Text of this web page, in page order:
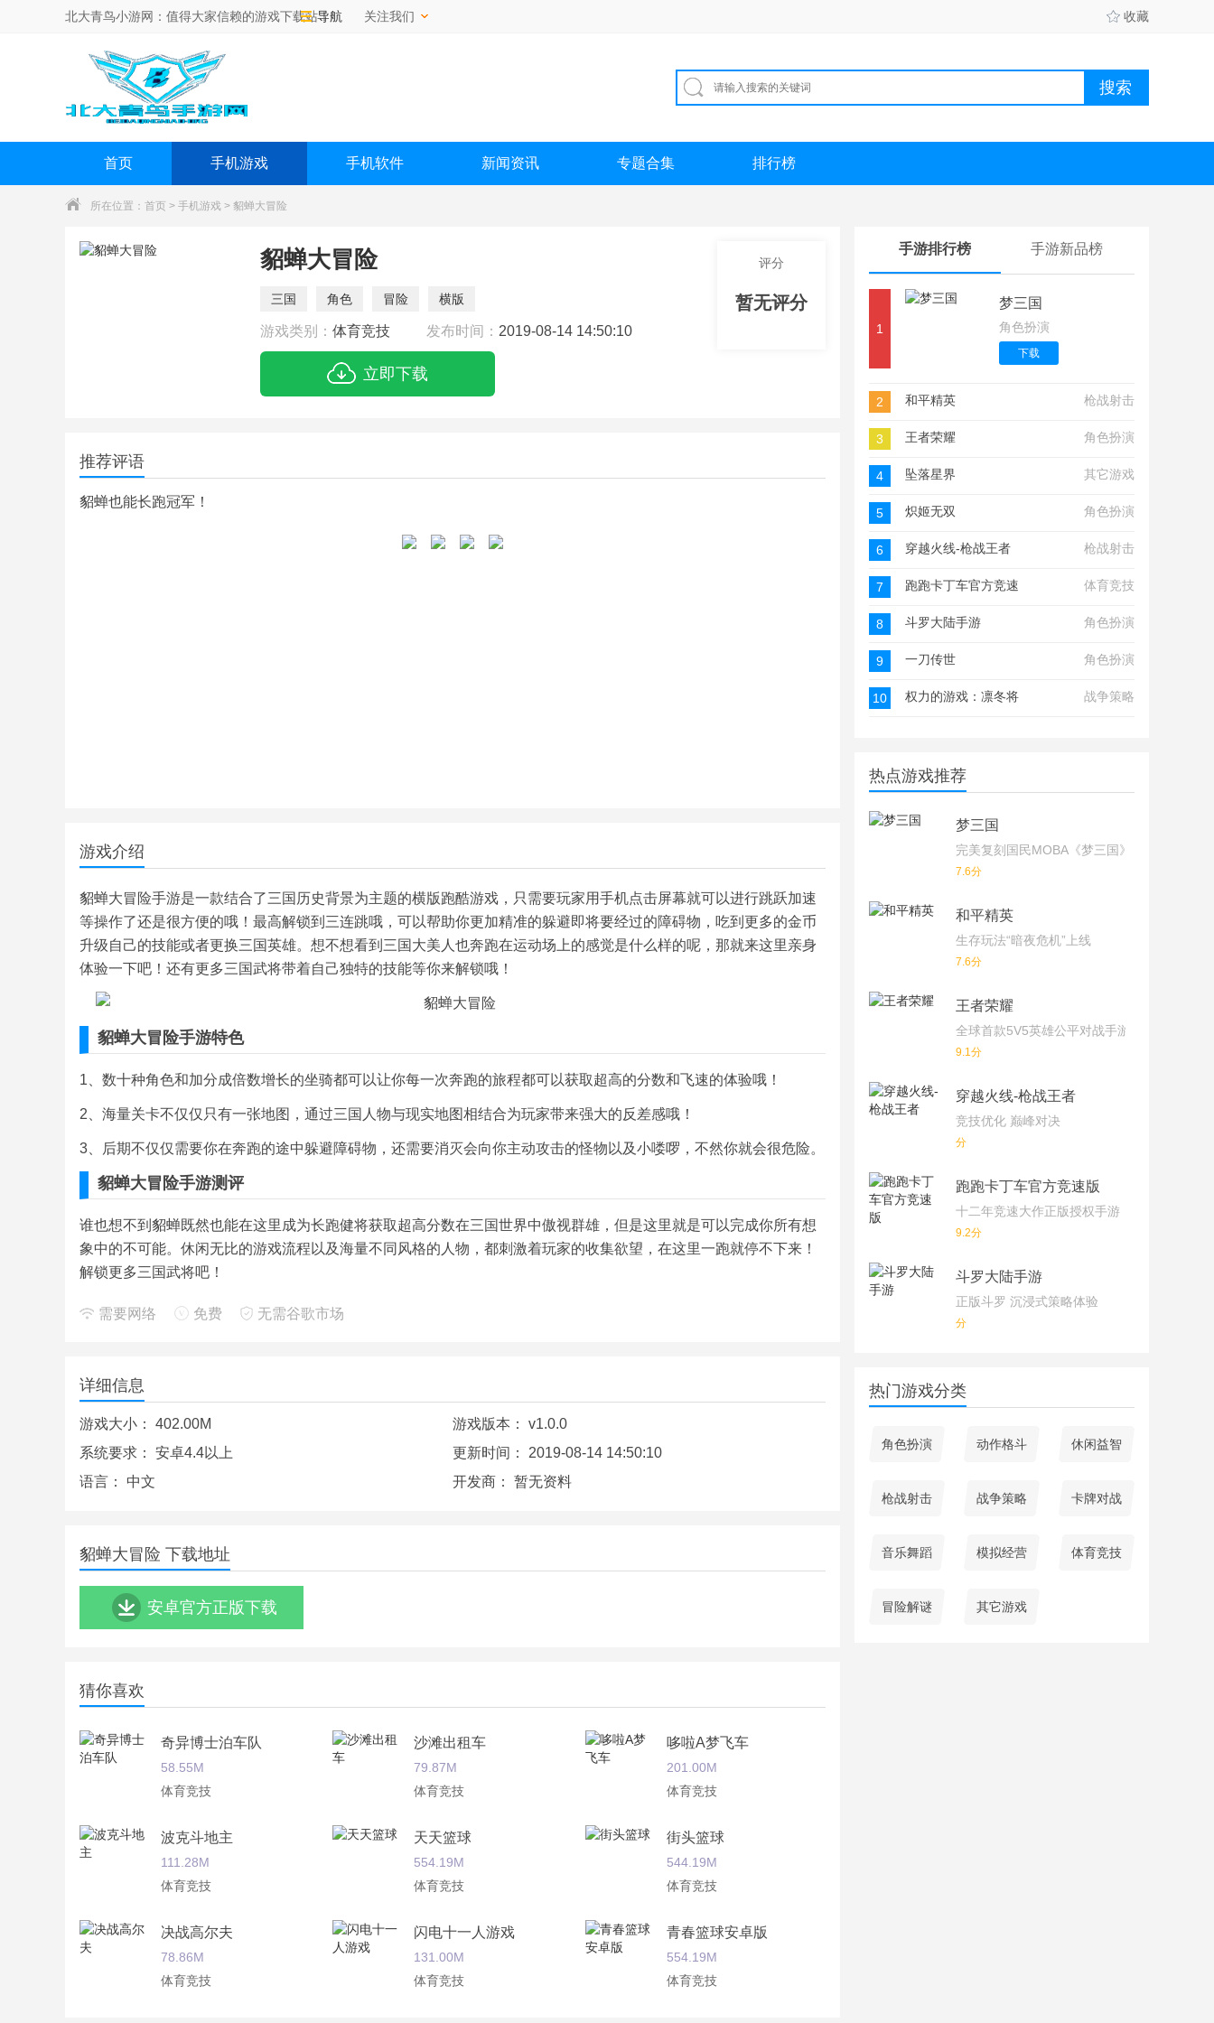
北大青鸟小游网：值得大家信赖的游戏下载站！导航 关注我们 收藏
首页 手机游戏 手机软件 新闻资讯 专题合集 排行榜
所在位置： 首页 > 手机游戏 > 貂蝉大冒险
貂蝉大冒险
三国 角色 冒险 横版
游戏类别： 体育竞技 发布时间： 2019-08-14 14:50:10
立即下载
评分
暂无评分
推荐评语
貂蝉也能长跑冠军！
游戏介绍
貂蝉大冒险手游是一款结合了三国历史背景为主题的横版跑酷游戏，只需要玩家用手机点击屏幕就可以进行跳跃加速
等操作了还是很方便的哦！最高解锁到三连跳哦，可以帮助你更加精准的躲避即将要经过的障碍物，吃到更多的金币
升级自己的技能或者更换三国英雄。想不想看到三国大美人也奔跑在运动场上的感觉是什么样的呢，那就来这里亲身
体验一下吧！还有更多三国武将带着自己独特的技能等你来解锁哦！
貂蝉大冒险手游特色
1、数十种角色和加分成倍数增长的坐骑都可以让你每一次奔跑的旅程都可以获取超高的分数和飞速的体验哦！
2、海量关卡不仅仅只有一张地图，通过三国人物与现实地图相结合为玩家带来强大的反差感哦！
3、后期不仅仅需要你在奔跑的途中躲避障碍物，还需要消灭会向你主动攻击的怪物以及小喽啰，不然你就会很危险。
貂蝉大冒险手游测评
谁也想不到貂蝉既然也能在这里成为长跑健将获取超高分数在三国世界中傲视群雄，但是这里就是可以完成你所有想
象中的不可能。休闲无比的游戏流程以及海量不同风格的人物，都刺激着玩家的收集欲望，在这里一跑就停不下来！
解锁更多三国武将吧！
需要网络 免费 无需谷歌市场
详细信息
游戏大小： 402.00M 游戏版本： v1.0.0
系统要求： 安卓4.4以上 更新时间： 2019-08-14 14:50:10
语言： 中文 开发商： 暂无资料
貂蝉大冒险 下载地址
安卓官方正版下载
猜你喜欢
奇异博士泊车队
58.55M
体育竞技
沙滩出租车
79.87M
体育竞技
哆啦A梦飞车
201.00M
体育竞技
波克斗地主
111.28M
体育竞技
天天篮球
554.19M
体育竞技
街头篮球
544.19M
体育竞技
决战高尔夫
78.86M
体育竞技
闪电十一人游戏
131.00M
体育竞技
青春篮球安卓版
554.19M
体育竞技
手游排行榜 手游新品榜
1
梦三国
角色扮演
下载
2 和平精英 枪战射击
3 王者荣耀 角色扮演
4 坠落星界 其它游戏
5 炽姬无双 角色扮演
6 穿越火线-枪战王者 枪战射击
7 跑跑卡丁车官方竞速版 体育竞技
8 斗罗大陆手游 角色扮演
9 一刀传世 角色扮演
10 权力的游戏：凛冬将至 战争策略
热点游戏推荐
梦三国
完美复刻国民MOBA《梦三国》端游！
7.6分
和平精英
生存玩法“暗夜危机”上线
7.6分
王者荣耀
全球首款5V5英雄公平对战手游
9.1分
穿越火线-枪战王者
竞技优化 巅峰对决
分
跑跑卡丁车官方竞速版
十二年竞速大作正版授权手游
9.2分
斗罗大陆手游
正版斗罗 沉浸式策略体验
分
热门游戏分类
角色扮演 动作格斗 休闲益智
枪战射击 战争策略 卡牌对战
音乐舞蹈 模拟经营 体育竞技
冒险解谜 其它游戏